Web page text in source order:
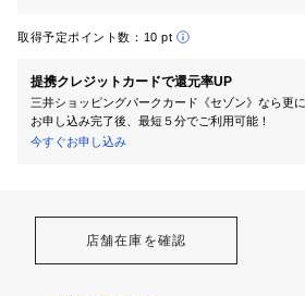
取得予定ポイント数： 10 pt
提携クレジットカードで還元率UP
三井ショッピングパークカード《セゾン》なら更
お申し込み完了後、最短５分でご利用可能！
今すぐお申し込み
店舗在庫を確認